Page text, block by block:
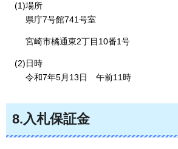
(1)場所
県庁7号館741号室
宮崎市橘通東2丁目10番1号
(2)日時
令和7年5月13日
午前11時
8.入札保証金